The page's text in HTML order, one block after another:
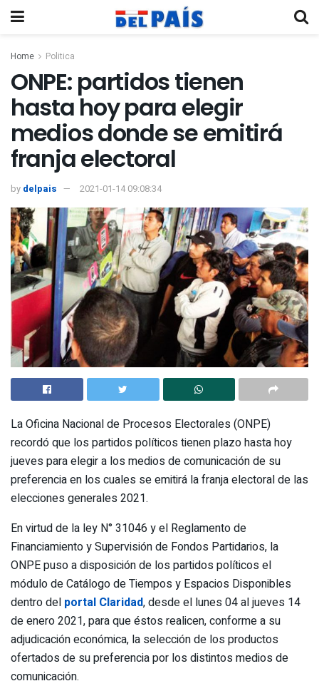
Home Politica
ONPE: partidos tienen
hasta hoy para elegir
medios donde se emitirá
franja electoral
by delpais 2021-01-14 09:08:34
La Oficina Nacional de Procesos Electorales (ONPE)
recordó que los partidos políticos tienen plazo hasta hoy
jueves para elegir a los medios de comunicación de su
preferencia en los cuales se emitirá la franja electoral de las
elecciones generales 2021.
En virtud de la ley N° 31046 y el Reglamento de
Financiamiento y Supervisión de Fondos Partidarios, la
ONPE puso a disposición de los partidos políticos el
módulo de Catálogo de Tiempos y Espacios Disponibles
dentro del portal Claridad, desde el lunes 04 al jueves 14
de enero 2021, para que éstos realicen, conforme a su
adjudicación económica, la selección de los productos
ofertados de su preferencia por los distintos medios de
comunicación.